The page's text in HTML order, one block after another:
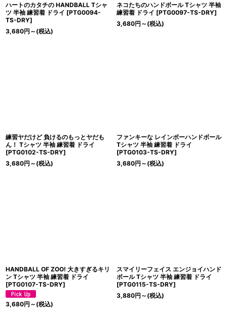
ハートのカタチの HANDBALL Tシャ
ツ 半袖 練習着 ドライ [PTG0094-
TS-DRY]
3,680円 ～ (税込)
ネコたちのハンドボール Tシャツ 半袖
練習着 ドライ [PTG0097-TS-DRY]
3,680円 ～ (税込)
練習ヤだけど 負けるのもっとヤだも
ん！ Tシャツ 半袖 練習着 ドライ
[PTG0102-TS-DRY]
3,680円 ～ (税込)
ファンキーな レインボーハンドボール
Tシャツ 半袖 練習着 ドライ
[PTG0103-TS-DRY]
3,680円 ～ (税込)
HANDBALL OF ZOO! 大きすぎるキリ
ン Tシャツ 半袖 練習着 ドライ
[PTG0107-TS-DRY]
3,680円 ～ (税込)
スマイリーフェイス エンジョイハンド
ボール Tシャツ 半袖 練習着 ドライ
[PTG0115-TS-DRY]
3,880円 ～ (税込)